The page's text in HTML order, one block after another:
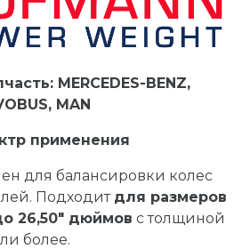
MERCEDES-BENZ,
MAN
применения
для балансировки колес
Подходит для размеров
26,50" дюймов с толщиной
более.